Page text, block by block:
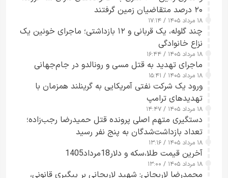
۲۰ درصد متقاضیان زمین گرفتند
۱۸ مرداد ۱۴۰۵ / ۱۷:۱۴
چند گلوله، یک قربانی و ۱۲ بازداشتی؛ ماجرای خونین یک
نزاع خانوادگی
۱۸ مرداد ۱۴۰۵ / ۱۶:۴۴
ماجرای تهدید به قتل مسی و رونالدو در جام‌جهانی
۱۸ مرداد ۱۴۰۵ / ۱۵:۴۱
ورود یک شرکت نفتی آمریکایی به گرینلند همزمان با
تهدیدهای ترامپ
۱۸ مرداد ۱۴۰۵ / ۱۴:۴۷
دستگیری متهم اصلی پرونده قتل حمیدرضا رجب‌زاده؛
تعداد بازداشت‌شدگان به پنج نفر رسید
۱۸ مرداد ۱۴۰۵ / ۱۳:۱۶
آخرین قیمت طلا،سکه و دلار18مرداد1405
۱۸ مرداد ۱۴۰۵ / ۱۳:۰۰
محمدرضا لاریجانی: شهید لاریجانی بر پیگیری قانونی،